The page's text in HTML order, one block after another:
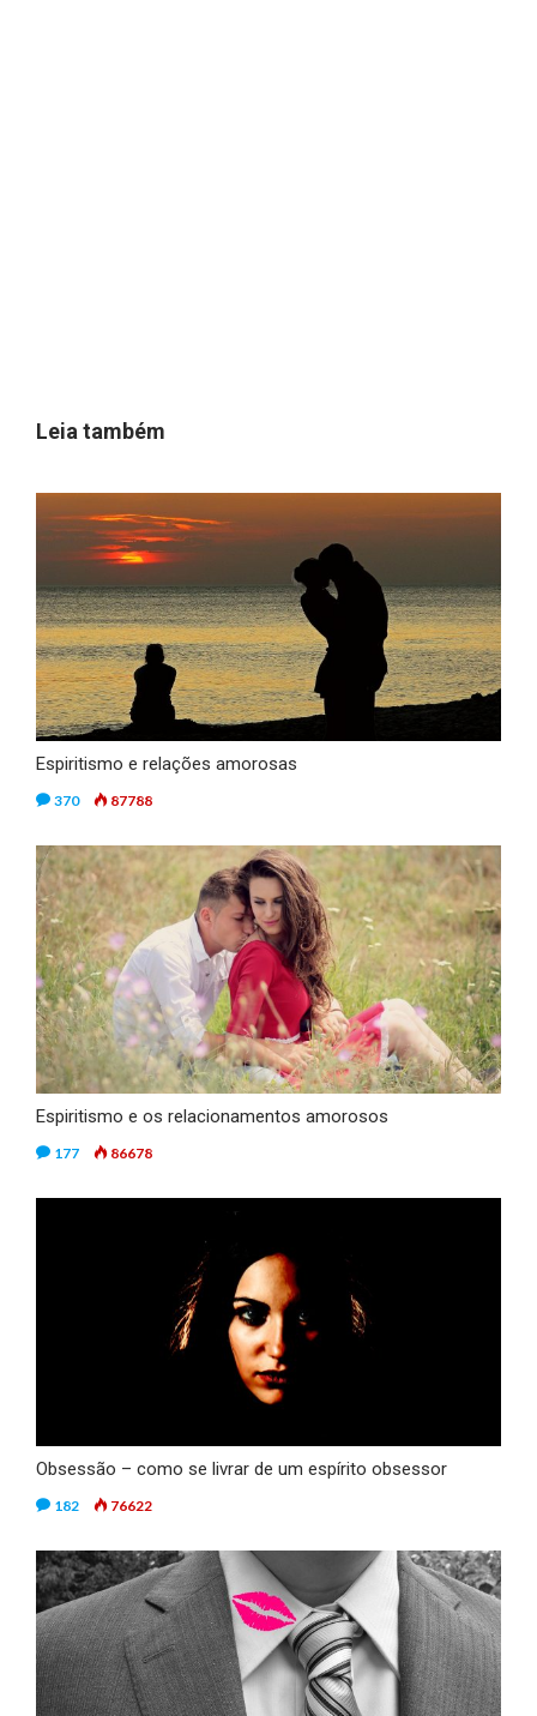
Leia também
Espiritismo e relações amorosas
370 87788
Espiritismo e os relacionamentos amorosos
177 86678
Obsessão – como se livrar de um espírito obsessor
182 76622